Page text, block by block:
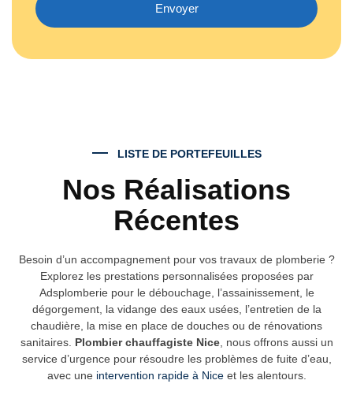
Envoyer
LISTE DE PORTEFEUILLES
Nos Réalisations
Récentes
Besoin d’un accompagnement pour vos travaux de plomberie ?
Explorez les prestations personnalisées proposées par
Adsplomberie pour le débouchage, l’assainissement, le
dégorgement, la vidange des eaux usées, l’entretien de la
chaudière, la mise en place de douches ou de rénovations
sanitaires. Plombier chauffagiste Nice, nous offrons aussi un
service d’urgence pour résoudre les problèmes de fuite d’eau,
avec une intervention rapide à Niceet les alentours.